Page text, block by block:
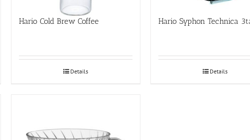
Hario Cold Brew Coffee
Details Details